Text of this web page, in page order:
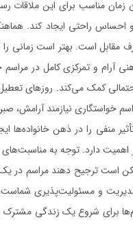
زمان مناسب برای این ملاقات
احساس راحتی ایجاد کند.
مقابل است. بهتر است زمانی
آرام و تمرکزی کامل در
کمک می‌کند. روزهای
خواستگاری نیازمند آرامش،
منفی را در ذهن خانواده‌ها
اهمیت دارد. توجه به
است ترجیح دهند مراسم در
و مسئولیت‌پذیری
برای شروع یک زندگی